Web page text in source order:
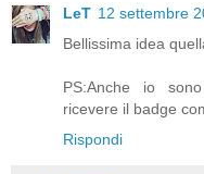
LeT 12 settembre
Bellissima idea
PS:Anche io
ricevere il badge
Rispondi